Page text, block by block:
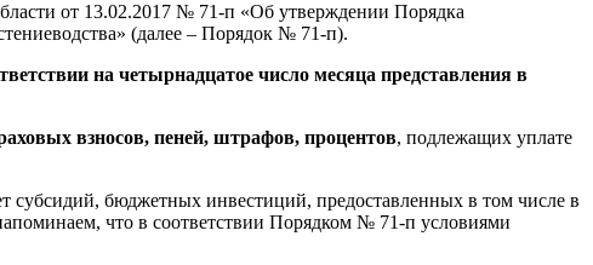
от 13.02.2017 № 71-п «Об утверждении Порядка
(далее – Порядок № 71-п).
на четырнадцатое число месяца представления в
взносов, пеней, штрафов, процентов, подлежащих уплате
субсидий, бюджетных инвестиций, предоставленных в том числе в
что в соответствии Порядком № 71-п условиями